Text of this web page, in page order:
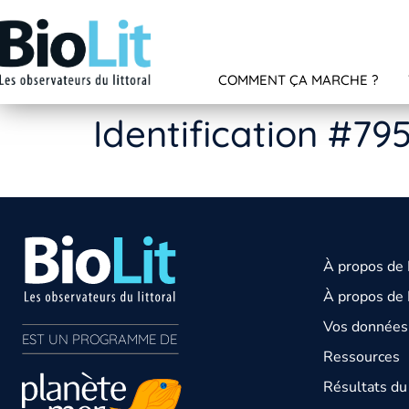
COMMENT ÇA MARCHE ?
Identification
EST UN PROGRAMME DE
À propos de
À propos de
Vos
Ressources
Résultats